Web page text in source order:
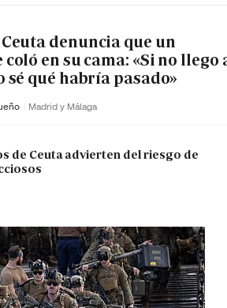
denuncia que un
en su cama: «Si no llego
sé qué habría pasado»
Madrid y Málaga
de Ceuta advierten del riesgo de